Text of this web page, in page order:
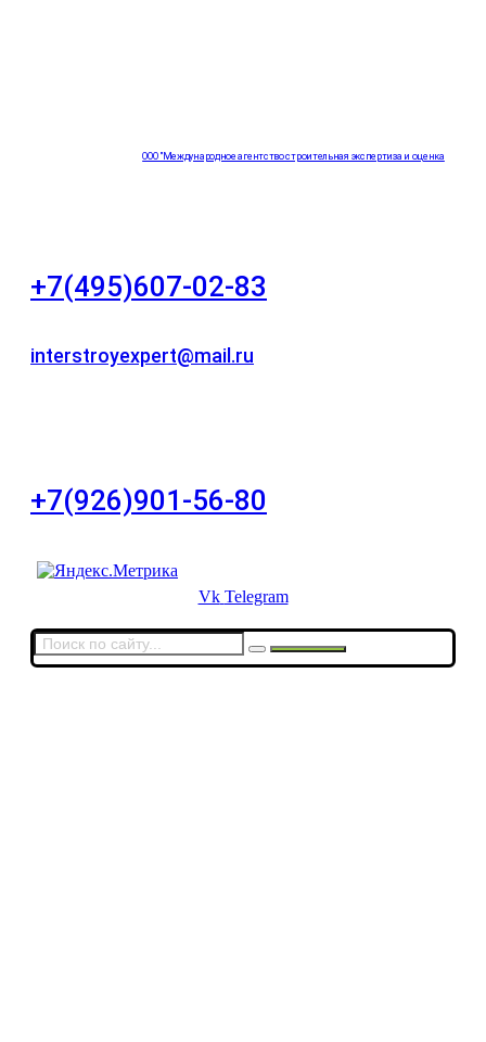
ООО "Международное агентство строительная экспертиза и оценка
+7(495)607-02-83
interstroyexpert@mail.ru
+7(926)901-56-80
Vk Telegram